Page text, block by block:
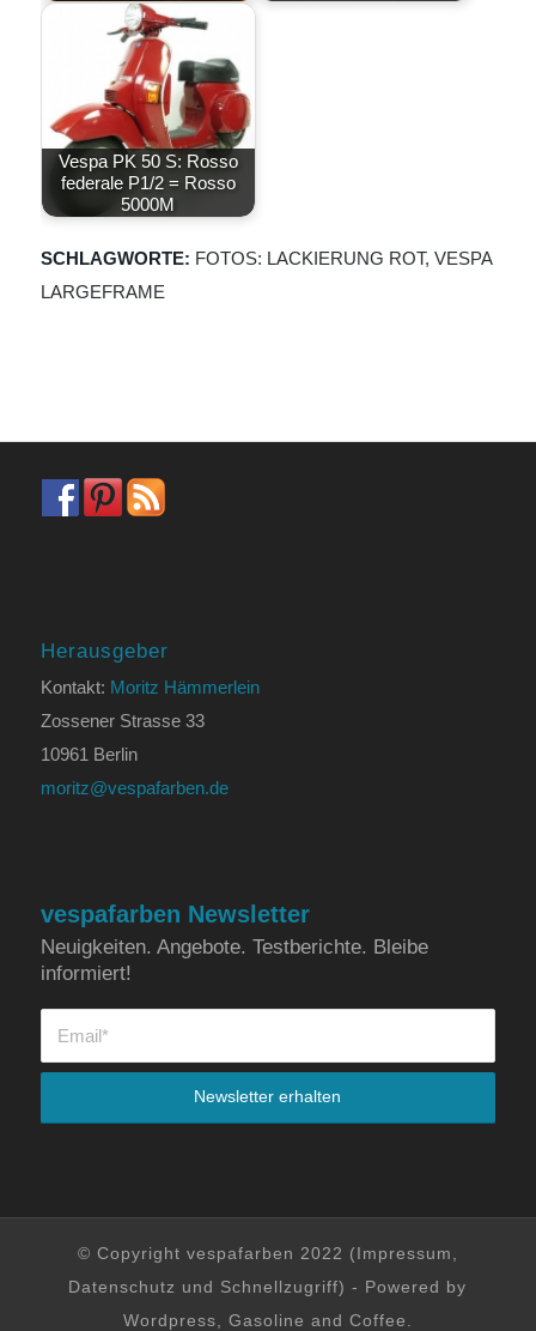
Vespa PK 50 S: Rosso
federale P1/2 = Rosso
5000M
SCHLAGWORTE: FOTOS: LACKIERUNG ROT, VESPA
LARGEFRAME
Herausgeber
Kontakt: Moritz Hämmerlein
Zossener Strasse 33
10961 Berlin
moritz@vespafarben.de
vespafarben Newsletter
Neuigkeiten. Angebote. Testberichte. Bleibe
informiert!
© Copyright vespafarben 2022 (Impressum
Datenschutz und Schnellzugriff) - Powered by
Wordpress, Gasoline and Coffee.